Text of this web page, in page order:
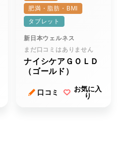
肥満・脂肪・BMI
タブレット
新日本ウェルネス
まだ口コミはありません
ナイシケアＧＯＬＤ
（ゴールド）
口コミ
お気に入
り